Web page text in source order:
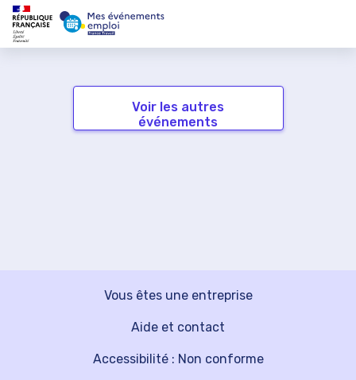
Voir les autres
événements
Vous êtes une entreprise
Aide et contact
Accessibilité : Non conforme